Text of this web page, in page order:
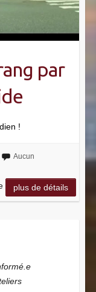
par
!
Aucun
plus de détails